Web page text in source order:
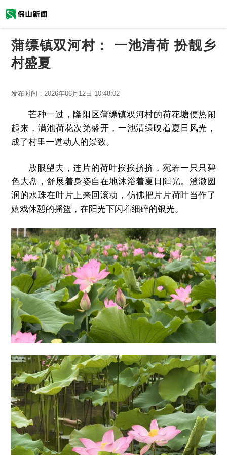
蒲缥镇双河村： 一池清荷 扮靓乡
村盛夏
发布时间： 2026年06月12日 10:48:02
芒种一过，隆阳区蒲缥镇双河村的荷花塘便热闹
起来，满池荷花次第盛开，一池清绿映着夏日风光，
成了村里一道动人的景致。
放眼望去，连片的荷叶挨挨挤挤，宛若一只只碧
色大盘，舒展着身姿自在地沐浴着夏日阳光。澄澈圆
润的水珠在叶片上来回滚动，仿佛把片片荷叶当作了
嬉戏休憩的摇篮，在阳光下闪着细碎的银光。